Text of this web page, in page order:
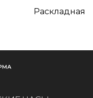
Раскладная